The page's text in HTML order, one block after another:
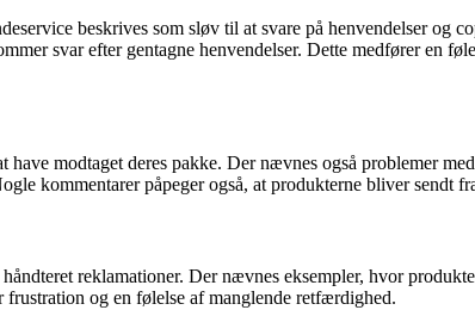
beskrives som sløv til at svare på henvendelser og
svar efter gentagne henvendelser. Dette medfører en
modtaget deres pakke. Der nævnes også problemer
kommentarer påpeger også, at produkterne bliver sendt
reklamationer. Der nævnes eksempler, hvor
og en følelse af manglende retfærdighed.